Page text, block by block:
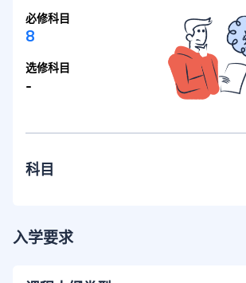
必修科目
8
选修科目
-
科目
入学要求